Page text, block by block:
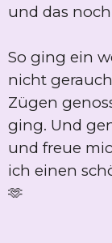
und das
So ging ein
nicht
Zügen
ging. Und
und freue
ich einen
🫶